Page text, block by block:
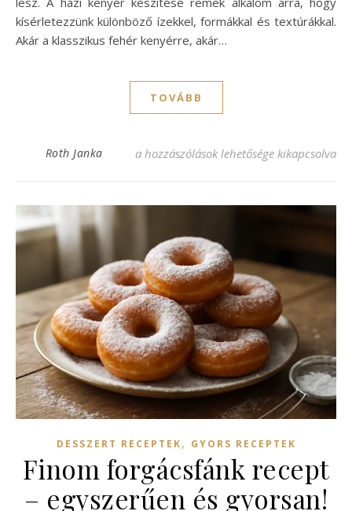
kísérletezzünk különböző ízekkel, formákkal és textúrákkal.
Akár a klasszikus fehér kenyérre, akár…
TOVÁBB
Roth Janka Könnyű kenyér recept porélesztővel:
a hozzászólások lehetősége kikapcsolva
DESSZERT RECEPTEK, GYORS RECEPTEK
Finom forgácsfánk recept
– egyszerűen és gyorsan!